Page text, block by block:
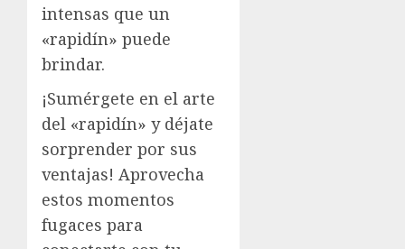
intensas que un
«rapidín» puede
brindar.
¡Sumérgete en el arte
del «rapidín» y déjate
sorprender por sus
ventajas! Aprovecha
estos momentos
fugaces para